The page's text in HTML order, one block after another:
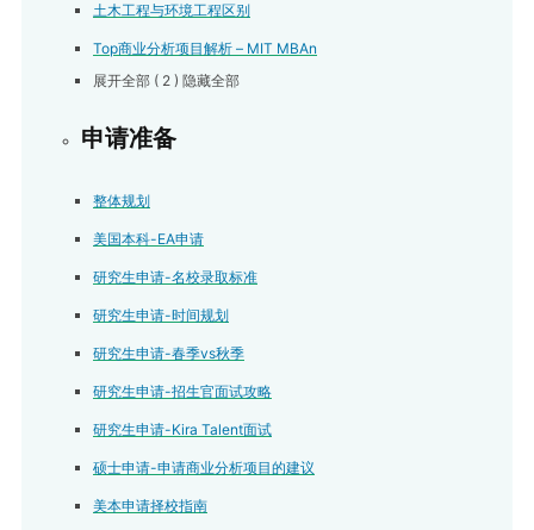
土木工程与环境工程区别
Top商业分析项目解析 – MIT MBAn
展开全部 ( 2 ) 隐藏全部
申请准备
整体规划
美国本科-EA申请
研究生申请-名校录取标准
研究生申请-时间规划
研究生申请-春季vs秋季
研究生申请-招生官面试攻略
研究生申请-Kira Talent面试
硕士申请-申请商业分析项目的建议
美本申请择校指南